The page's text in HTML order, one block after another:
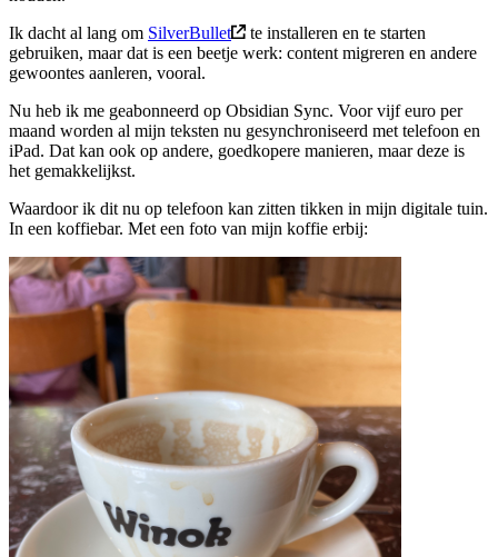
Ik dacht al lang om SilverBullet
te installeren en te starten
gebruiken, maar dat is een beetje werk: content migreren en andere
gewoontes aanleren, vooral.
Nu heb ik me geabonneerd op Obsidian Sync. Voor vijf euro per
maand worden al mijn teksten nu gesynchroniseerd met telefoon en
iPad. Dat kan ook op andere, goedkopere manieren, maar deze is
het gemakkelijkst.
Waardoor ik dit nu op telefoon kan zitten tikken in mijn digitale tuin.
In een koffiebar. Met een foto van mijn koffie erbij: